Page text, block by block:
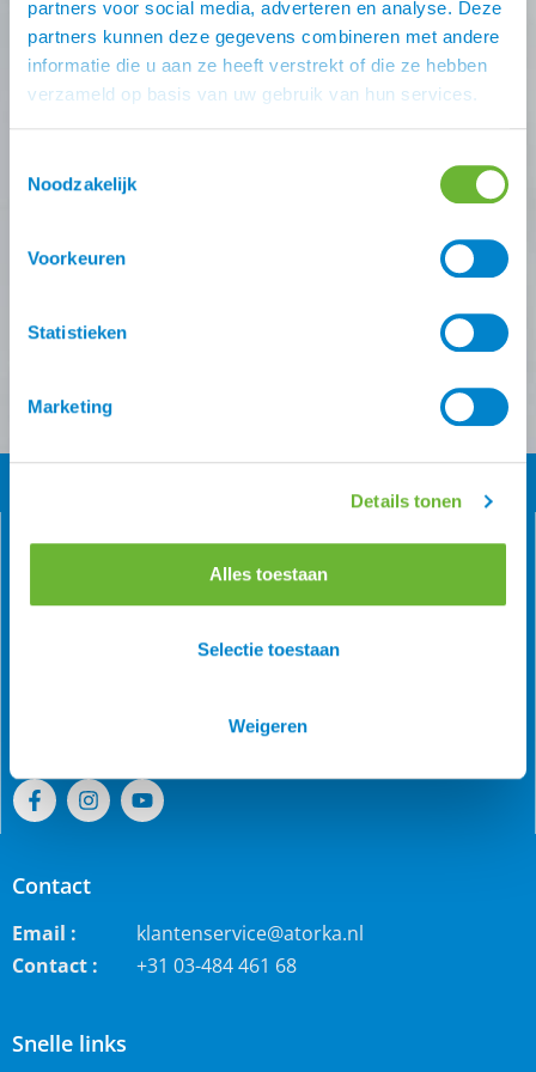
partners voor social media, adverteren en analyse. Deze
partners kunnen deze gegevens combineren met andere
informatie die u aan ze heeft verstrekt of die ze hebben
verzameld op basis van uw gebruik van hun services.
Noodzakelijk
Voorkeuren
Statistieken
Marketing
Details tonen
Alles toestaan
Selectie toestaan
Weigeren
deals missen?
Schrijf je in voor één (of meer) van onze nieuwsbrieven!
Versturen
Snelle links
de Benelux is Atorka bekend. Maar ook bij andere
Contact
Email :
klantenservice@atorka.nl
Contact :
+31 03-484 461 68